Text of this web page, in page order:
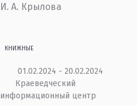
И. А. Крылова
КНИЖНЫЕ
01.02.2024 - 20.02.2024
Краеведческий
информационный центр